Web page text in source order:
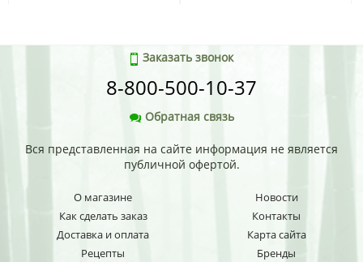
Заказать звонок
8-800-500-10-37
Обратная связь
Вся представленная на сайте информация не является
публичной офертой.
О магазине
Как сделать заказ
Доставка и оплата
Рецепты
Новости
Контакты
Карта сайта
Бренды